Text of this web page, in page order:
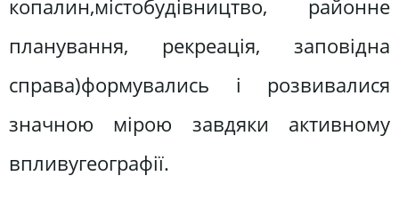
копалин,містобудівництво, районне
планування, рекреація, заповідна
справа)формувались і розвивалися
значною мірою завдяки активному
впливугеографії.